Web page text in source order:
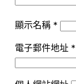
顯示名稱 *
電子郵件地址 *